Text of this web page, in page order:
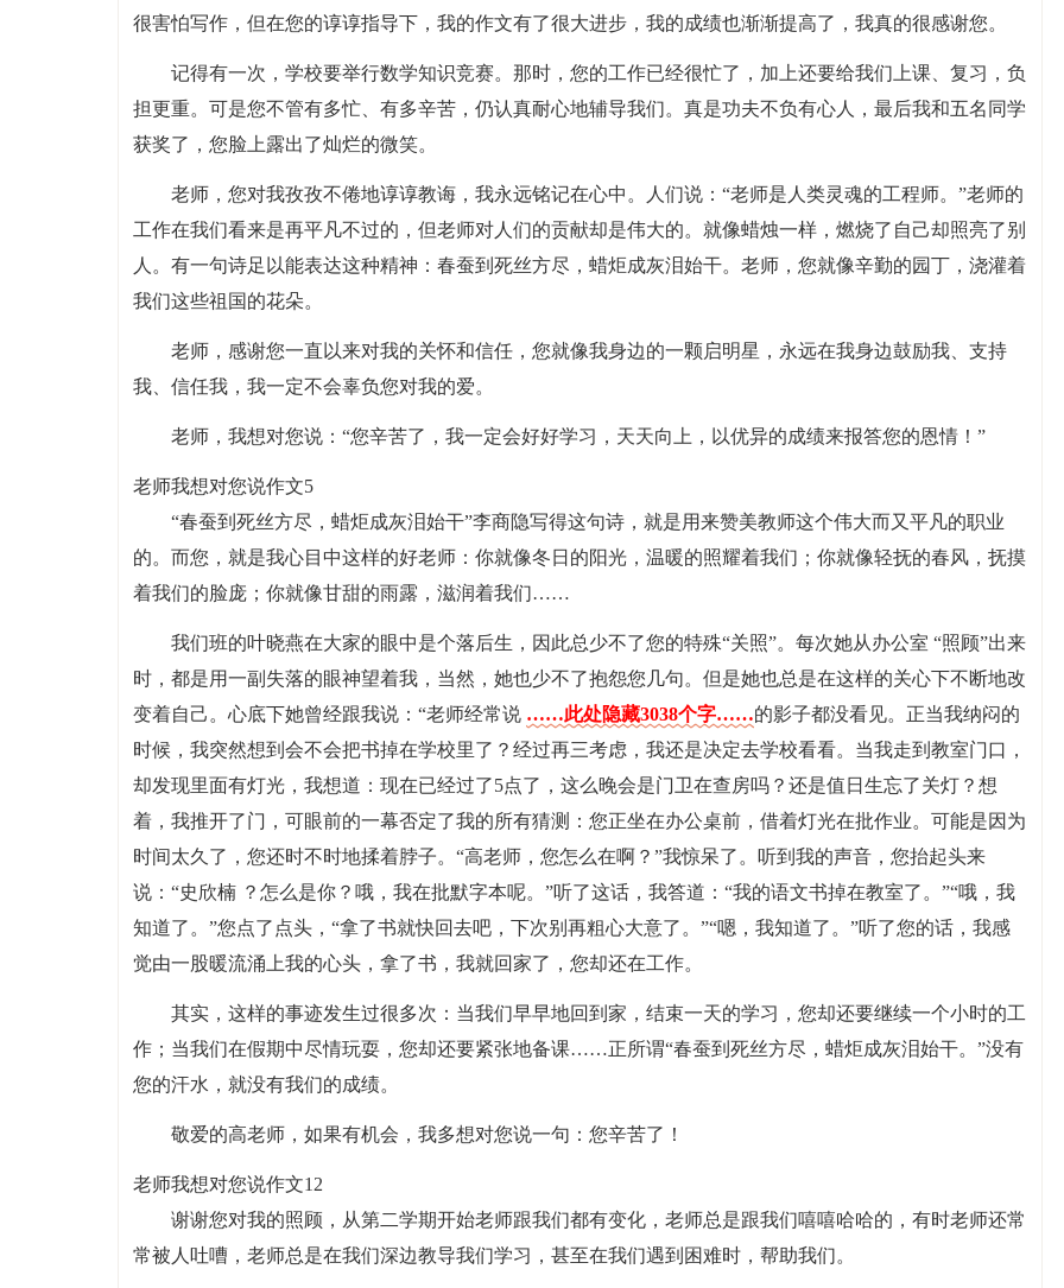
很害怕写作，但在您的谆谆指导下，我的作文有了很大进步，我的成绩也渐渐提高了，我真的很感谢您。
记得有一次，学校要举行数学知识竞赛。那时，您的工作已经很忙了，加上还要给我们上课、复习，负
担更重。可是您不管有多忙、有多辛苦，仍认真耐心地辅导我们。真是功夫不负有心人，最后我和五名同学
获奖了，您脸上露出了灿烂的微笑。
老师，您对我孜孜不倦地谆谆教诲，我永远铭记在心中。人们说：“老师是人类灵魂的工程师。”老师的
工作在我们看来是再平凡不过的，但老师对人们的贡献却是伟大的。就像蜡烛一样，燃烧了自己却照亮了别
人。有一句诗足以能表达这种精神：春蚕到死丝方尽，蜡炬成灰泪始干。老师，您就像辛勤的园丁，浇灌着
我们这些祖国的花朵。
老师，感谢您一直以来对我的关怀和信任，您就像我身边的一颗启明星，永远在我身边鼓励我、支持
我、信任我，我一定不会辜负您对我的爱。
老师，我想对您说：“您辛苦了，我一定会好好学习，天天向上，以优异的成绩来报答您的恩情！”
老师我想对您说作文5
“春蚕到死丝方尽，蜡炬成灰泪始干”李商隐写得这句诗，就是用来赞美教师这个伟大而又平凡的职业
的。而您，就是我心目中这样的好老师：你就像冬日的阳光，温暖的照耀着我们；你就像轻抚的春风，抚摸
着我们的脸庞；你就像甘甜的雨露，滋润着我们……
我们班的叶晓燕在大家的眼中是个落后生，因此总少不了您的特殊“关照”。每次她从办公室 “照顾”出来
时，都是用一副失落的眼神望着我，当然，她也少不了抱怨您几句。但是她也总是在这样的关心下不断地改
变着自己。心底下她曾经跟我说：“老师经常说 ……此处隐藏3038个字……的影子都没看见。正当我纳闷的
时候，我突然想到会不会把书掉在学校里了？经过再三考虑，我还是决定去学校看看。当我走到教室门口，
却发现里面有灯光，我想道：现在已经过了5点了，这么晚会是门卫在查房吗？还是值日生忘了关灯？想
着，我推开了门，可眼前的一幕否定了我的所有猜测：您正坐在办公桌前，借着灯光在批作业。可能是因为
时间太久了，您还时不时地揉着脖子。“高老师，您怎么在啊？”我惊呆了。听到我的声音，您抬起头来
说：“史欣楠 ？怎么是你？哦，我在批默字本呢。”听了这话，我答道：“我的语文书掉在教室了。”“哦，我
知道了。”您点了点头，“拿了书就快回去吧，下次别再粗心大意了。”“嗯，我知道了。”听了您的话，我感
觉由一股暖流涌上我的心头，拿了书，我就回家了，您却还在工作。
其实，这样的事迹发生过很多次：当我们早早地回到家，结束一天的学习，您却还要继续一个小时的工
作；当我们在假期中尽情玩耍，您却还要紧张地备课……正所谓“春蚕到死丝方尽，蜡炬成灰泪始干。”没有
您的汗水，就没有我们的成绩。
敬爱的高老师，如果有机会，我多想对您说一句：您辛苦了！
老师我想对您说作文12
谢谢您对我的照顾，从第二学期开始老师跟我们都有变化，老师总是跟我们嘻嘻哈哈的，有时老师还常
常被人吐嘈，老师总是在我们深边教导我们学习，甚至在我们遇到困难时，帮助我们。